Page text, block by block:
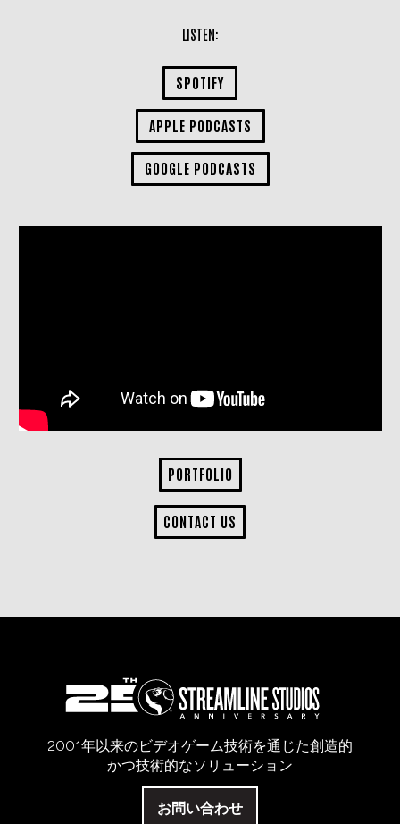
LISTEN:
SPOTIFY
APPLE PODCASTS
GOOGLE PODCASTS
PORTFOLIO
CONTACT US
2001年以来のビデオゲーム技術を通じた創造的
かつ技術的なソリューション
お問い合わせ